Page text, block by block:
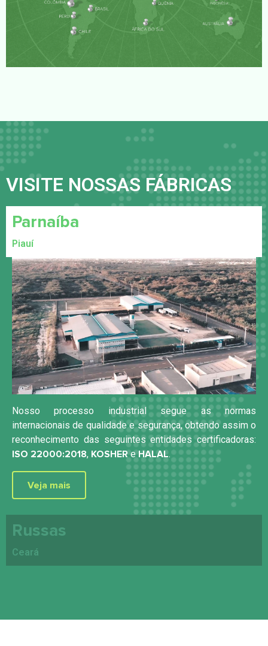
VISITE NOSSAS FÁBRICAS
Parnaíba
Piauí
Nosso processo industrial segue as normas
internacionais de qualidade e segurança, obtendo assim o
reconhecimento das seguintes entidades certificadoras:
ISO 22000:2018, KOSHEReHALAL.
Veja mais
Russas
Ceará